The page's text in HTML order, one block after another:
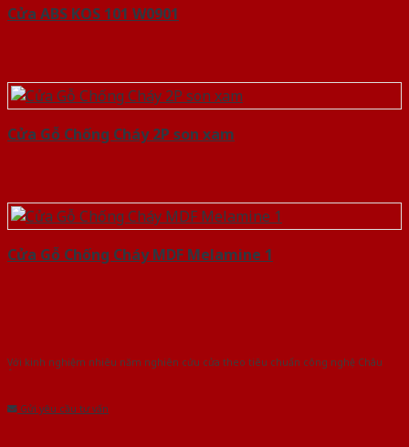
Cửa ABS KOS 101 W0901
Cửa Gỗ Chống Cháy 2P son xam
Cửa Gỗ Chống Cháy MDF Melamine 1
Với kinh nghiệm nhiêu năm nghiên cứu cửa theo tiêu chuẩn công nghệ Châu
Gửi yêu cầu tư vấn